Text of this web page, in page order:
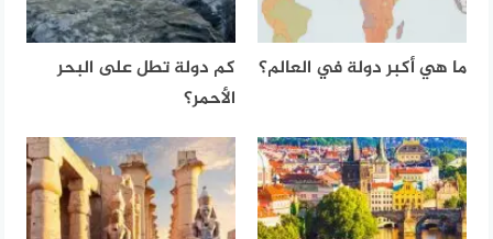
ما هي أكبر دولة في العالم؟
كم دولة تطل على البحر
الأحمر؟